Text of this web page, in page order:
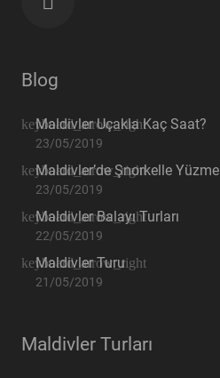
Blog
Maldivler Uçakla Kaç Saat?
23/05/2019
Maldivler’de Şnorkelle Yüzme
23/05/2019
Maldivler Balayı Turları
22/05/2019
Maldivler Turu
21/05/2019
Maldivler Turları